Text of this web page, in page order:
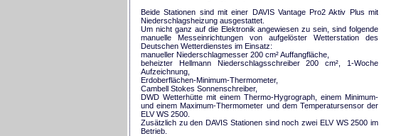
Beide Stationen sind mit einer DAVIS Vantage Pro2 Aktiv Plus mit
Niederschlagsheizung ausgestattet.
Um nicht ganz auf die Elektronik angewiesen zu sein, sind folgende
manuelle Messeinrichtungen von aufgelöster Wetterstation des
Deutschen Wetterdienstes im Einsatz:
manueller Niederschlagmesser 200 cm² Auffangfläche,
beheizter Hellmann Niederschlagsschreiber 200 cm², 1-Woche
Aufzeichnung,
Erdoberflächen-Minimum-Thermometer,
Cambell Stokes Sonnenschreiber,
DWD Wetterhütte mit einem Thermo-Hygrograph, einem Minimum-
und einem Maximum-Thermometer und dem Temperatursensor der
ELV WS 2500.
Zusätzlich zu den DAVIS Stationen sind noch zwei ELV WS 2500 im
Betrieb.